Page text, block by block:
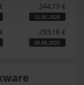
344,19 €
12.06.2026
293,18 €
08.08.2025